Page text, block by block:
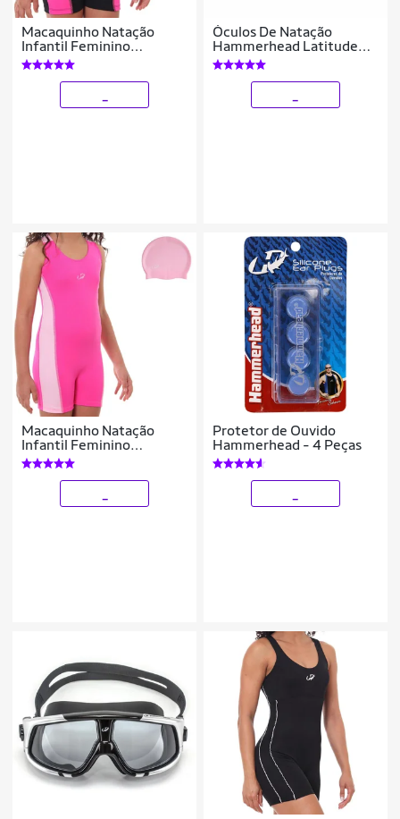
Macaquinho Natação
Infantil Feminino
Hammerhead + Touca Sili
Óculos De Natação
Hammerhead Latitude
FogFend - Adulto
Macaquinho Natação
Infantil Feminino
Hammerhead + Touca Sili
Protetor de Ouvido
Hammerhead - 4 Peças